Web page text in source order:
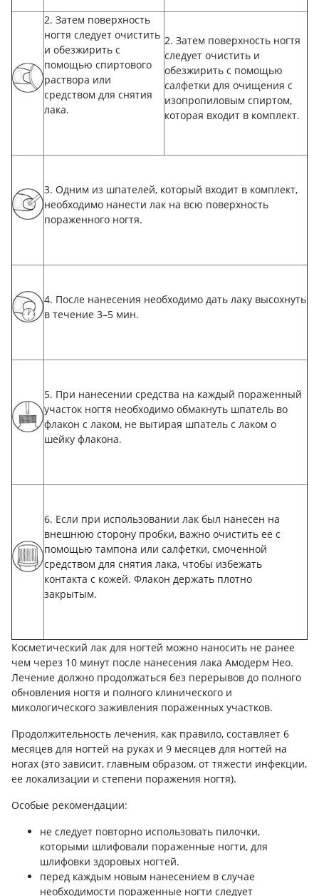
2. Затем поверхность
ногтя следует очистить
и обезжирить с
помощью спиртового
раствора или
средством для снятия
лака.
2. Затем поверхность ногтя
следует очистить и
обезжирить с помощью
салфетки для очищения с
изопропиловым спиртом,
которая входит в комплект.
3. Одним из шпателей, который входит в комплект,
необходимо нанести лак на всю поверхность
пораженного ногтя.
4. После нанесения необходимо дать лаку высохнуть
в течение 3–5 мин.
5. При нанесении средства на каждый пораженный
участок ногтя необходимо обмакнуть шпатель во
флакон с лаком, не вытирая шпатель с лаком о
шейку флакона.
6. Если при использовании лак был нанесен на
внешнюю сторону пробки, важно очистить ее с
помощью тампона или салфетки, смоченной
средством для снятия лака, чтобы избежать
контакта с кожей. Флакон держать плотно
закрытым.
Косметический лак для ногтей можно наносить не ранее
чем через 10 минут после нанесения лака Амодерм Нео.
Лечение должно продолжаться без перерывов до полного
обновления ногтя и полного клинического и
микологического заживления пораженных участков.
Продолжительность лечения, как правило, составляет 6
месяцев для ногтей на руках и 9 месяцев для ногтей на
ногах (это зависит, главным образом, от тяжести инфекции,
ее локализации и степени поражения ногтя).
Особые рекомендации:
не следует повторно использовать пилочки,
которыми шлифовали пораженные ногти, для
шлифовки здоровых ногтей.
перед каждым новым нанесением в случае
необходимости пораженные ногти следует